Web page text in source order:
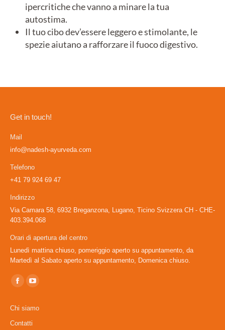
ipercritiche che vanno a minare la tua
autostima.
Il tuo cibo dev’essere leggero e stimolante, le
spezie aiutano a rafforzare il fuoco digestivo.
Get in touch!
Mail
info@nadesh-ayurveda.com
Telefono
+41 79 924 69 47
Indirizzo
Via Camara 58, 6932 Breganzona, Lugano, Ticino Svizzera CH - CHE-
403.394.068
Orari di apertura del centro
Lunedì mattina chiuso, pomeriggio aperto su appuntamento, da
Martedì al Sabato aperto su appuntamento, Domenica chiuso.
Ci puoi trovare su:
Facebook
opens
in
YouTube
opens
in
Chi siamo
Contatti